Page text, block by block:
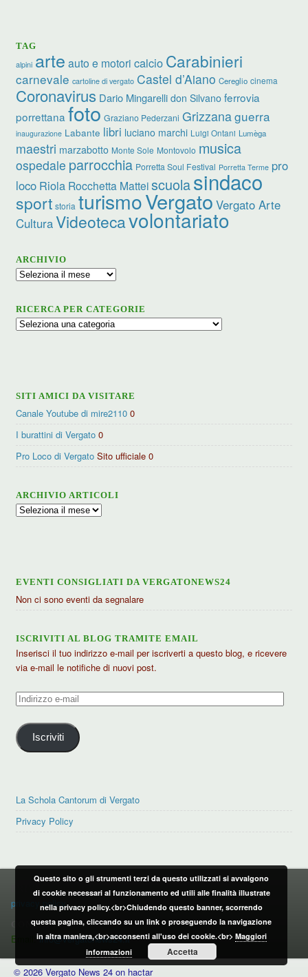
TAG
alpini arte auto e motori calcio Carabinieri
carnevale cartoline di vergato Castel d’Aiano Cereglio cinema
Coronavirus Dario Mingarelli don Silvano ferrovia
porrettana foto Graziano Pederzani Grizzanaguerra
inaugurazione Labante libri luciano marchi Luigi Ontani Lumèga
maestri marzabotto Monte Sole Montovolo musica
ospedale parrocchia Porretta Soul Festival Porretta Terme pro
loco Riola Rocchetta Matteiscuolasindaco
sport storia turismoVergato Vergato Arte
CulturaVideotecavolontariato
ARCHIVIO
Archivio
RICERCA PER CATEGORIE
Ricerca
SITI AMICI DA VISITARE
Canale Youtube di mire2110 0
I burattini di Vergato 0
Pro Loco di Vergato Sito ufficiale 0
ARCHIVIO ARTICOLI
Archivio
EVENTI CONSIGLIATI DA VERGATONEWS24
Non ci sono eventi da segnalare
ISCRIVITI AL BLOG TRAMITE EMAIL
Inserisci il tuo indirizzo e-mail per iscriverti a questo blog, e ricevere
via e-mail le notifiche di nuovi post.
Indirizzo
mail
Iscriviti
La Schola Cantorum di Vergato
Privacy Policy
PRIVACY POLICY
privacy policy
CONTATTI:
Email:info@vergatonews24.it
© 2026 Vergato News 24 on hactar
Questo sito o gli strumenti terzi da questo utilizzati si avvalgono
di cookie necessari al funzionamento ed utili alle finalità illustrate
nella privacy policy.<br>Chiudendo questo banner, scorrendo
questa pagina, cliccando su un link o proseguendo la navigazione
in altra maniera,<br>acconsenti all'uso dei cookie.<br> Maggiori
informazioni
Accetta